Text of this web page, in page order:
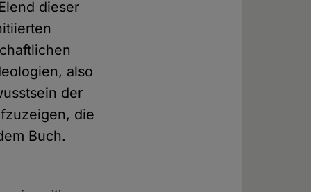
dieser
also
der
die
Buch.